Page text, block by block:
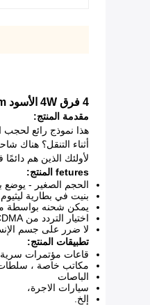
4 فرق 4W الأسود 30dBm مانع إشارة الهاتف المحمول ، جهاز التشويش المحمولة باليد لل DCS ، WCDMA ، WCDMA ، GPS
مقدمة المنتج:
هذا نموذج رائع لحجب
لأولئك الذين هم
fetures المنتج:
الحجم الصغير - يوضع
بنيت في بطارية
يمكن شحنه بواسطة
اختيار التردد من GSM ، DCS ، CDMA ، WCDMA ، واي فاي ، GPS ، إلخ.
لا ضرر على جسم
تطبيقات المنتج:
قاعات مؤتمرات سرية
مكاتب خاصة ،
الباصات
سيارات الاجرة،
إلخ.